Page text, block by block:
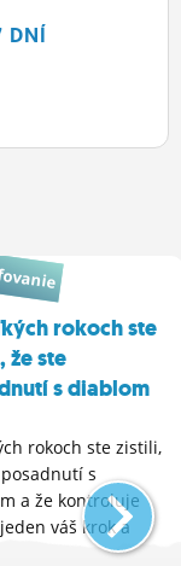
DNÍ
rokoch ste
že ste
s diablom
rokoch ste zistili,
s
a že kontroluje
váš krok a